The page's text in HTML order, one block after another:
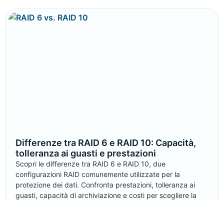
Differenze tra RAID 6 e RAID 10: Capacità,
tolleranza ai guasti e prestazioni
Scopri le differenze tra RAID 6 e RAID 10, due
configurazioni RAID comunemente utilizzate per la
protezione dei dati. Confronta prestazioni, tolleranza ai
guasti, capacità di archiviazione e costi per scegliere la